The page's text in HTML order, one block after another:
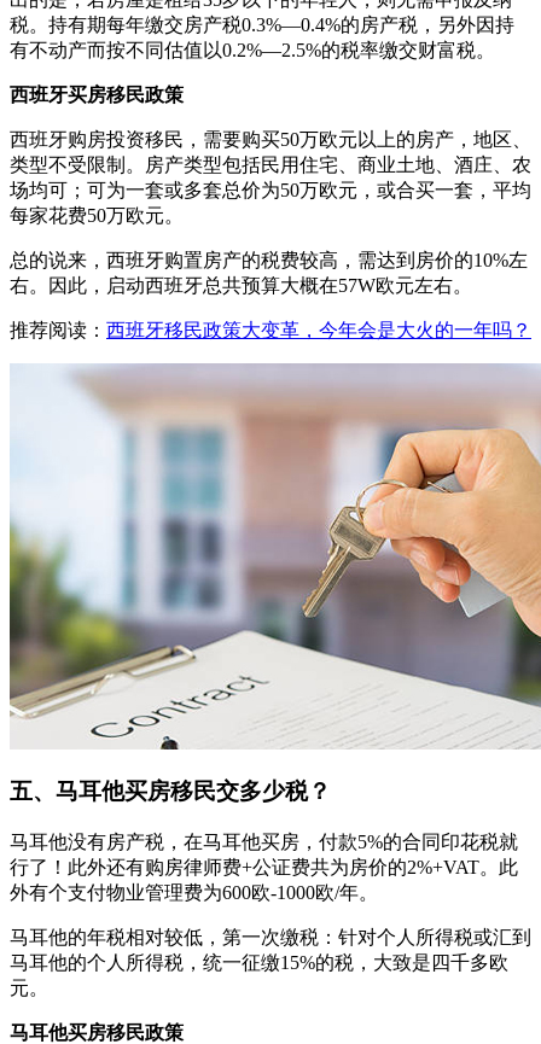
税。持有期每年缴交房产税0.3%—0.4%的房产税，另外因持
有不动产而按不同估值以0.2%—2.5%的税率缴交财富税。
西班牙买房移民政策
西班牙购房投资移民，需要购买50万欧元以上的房产，地区、
类型不受限制。房产类型包括民用住宅、商业土地、酒庄、农
场均可；可为一套或多套总价为50万欧元，或合买一套，平均
每家花费50万欧元。
总的说来，西班牙购置房产的税费较高，需达到房价的10%左
右。因此，启动西班牙总共预算大概在57W欧元左右。
推荐阅读： 西班牙移民政策大变革，今年会是大火的一年吗？
五、马耳他买房移民交多少税？
马耳他没有房产税，在马耳他买房，付款5%的合同印花税就
行了！此外还有购房律师费+公证费共为房价的2%+VAT。此
外有个支付物业管理费为600欧-1000欧/年。
马耳他的年税相对较低，第一次缴税：针对个人所得税或汇到
马耳他的个人所得税，统一征缴15%的税，大致是四千多欧
元。
马耳他买房移民政策